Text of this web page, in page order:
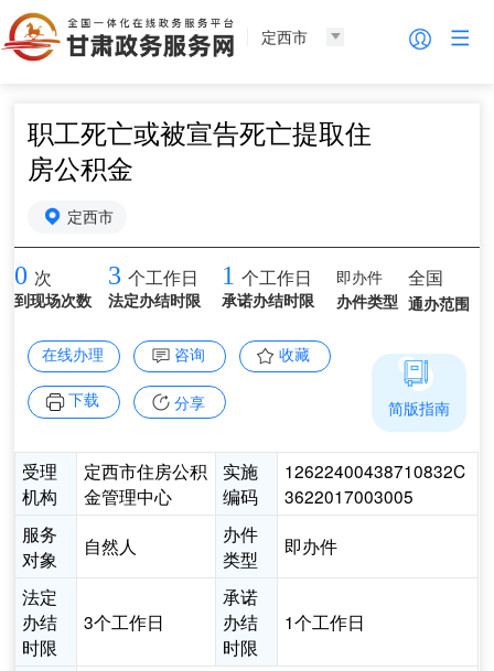
定西市
职工死亡或被宣告死亡提取住
房公积金
定西市
0 次
到现场次数
3 个工作日
法定办结时限
1 个工作日
承诺办结时限
即办件
办件类型
全国
通办范围
在线办理 咨询 收藏
下载 分享
受理
机构
定西市住房公积
金管理中心
实施
编码
12622400438710832C
3622017003005
服务
对象
自然人
办件
类型
即办件
法定
办结
时限
3个工作日
承诺
办结
时限
1个工作日
简版指南